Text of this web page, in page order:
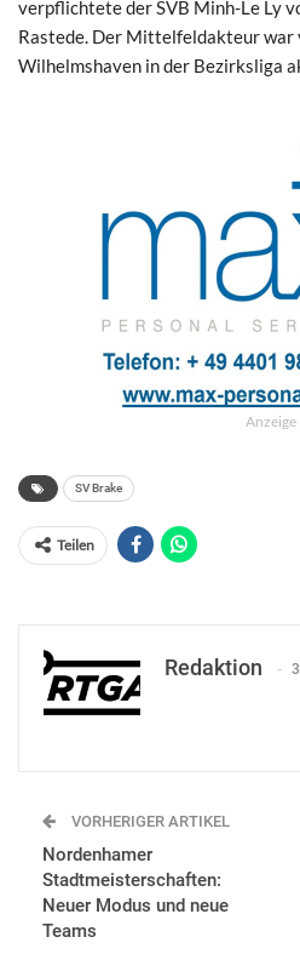
verpflichtete der SVB Minh-Le Ly
Rastede. Der Mittelfeldakteur war
Wilhelmshaven in der Bezirksliga
Anzeige
SV Brake
Teilen
Redaktion
VORHERIGER ARTIKEL
Nordenhamer
Stadtmeisterschaften:
Neuer Modus und neue
Teams